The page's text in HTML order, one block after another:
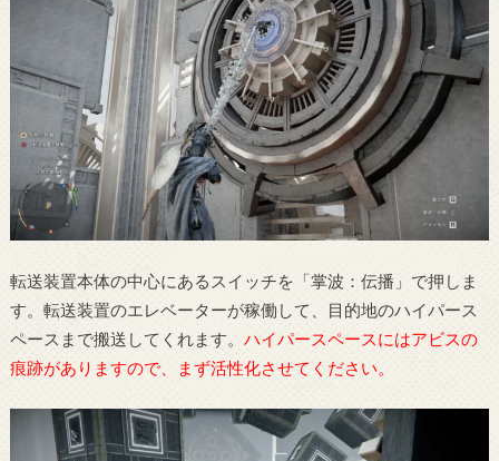
転送装置本体の中心にあるスイッチを「掌波：伝播」で押しま
す。転送装置のエレベーターが稼働して、目的地のハイパース
ペースまで搬送してくれます。 ハイパースペースにはアビスの
痕跡がありますので、まず活性化させてください。